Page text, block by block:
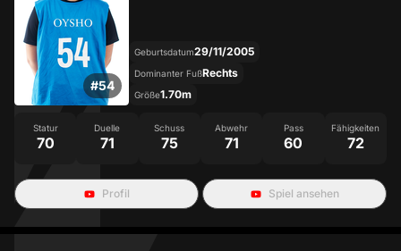
#54
Geburtsdatum29/11/2005
Dominanter FußRechts
Größe1.70m
Statur
70
Duelle
71
Schuss
75
Abwehr
71
Pass
60
Fähigkeiten
72
Profil Spiel ansehen